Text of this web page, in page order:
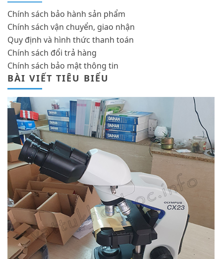
Chính sách bảo hành sản phẩm
Chính sách vận chuyển, giao nhận
Quy định và hình thức thanh toán
Chính sách đổi trả hàng
Chính sách bảo mật thông tin
BÀI VIẾT TIÊU BIỂU